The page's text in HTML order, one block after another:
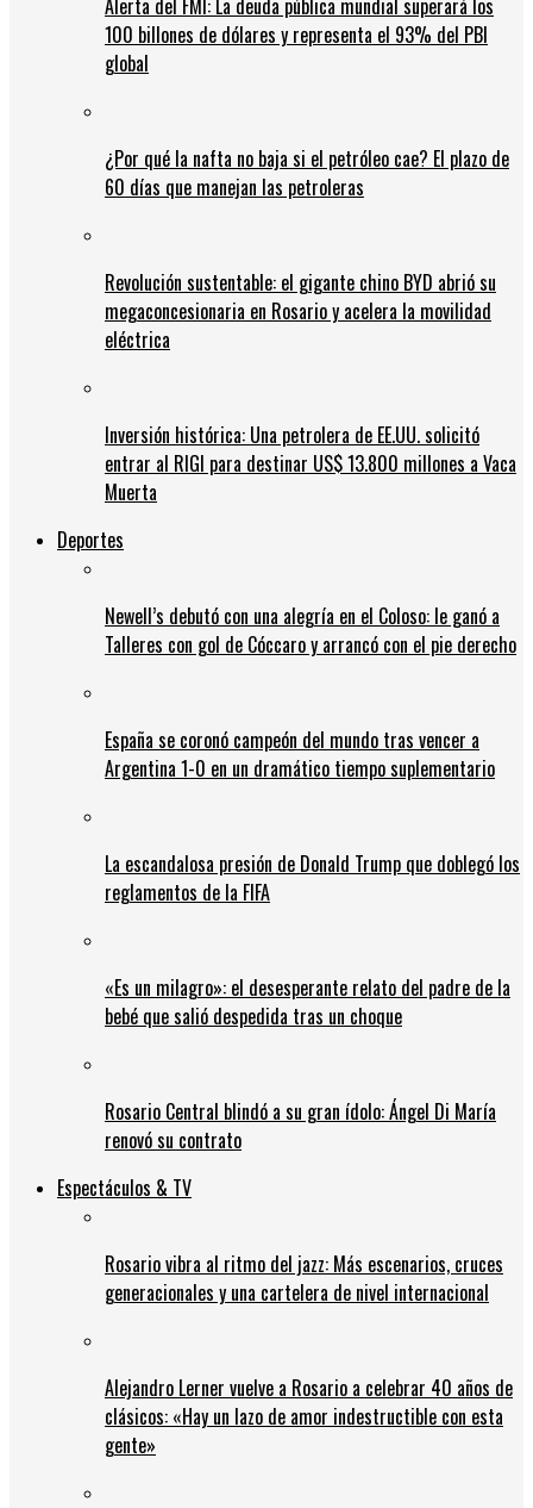
Alerta del FMI: La deuda pública mundial superará los
100 billones de dólares y representa el 93% del PBI
global
¿Por qué la nafta no baja si el petróleo cae? El plazo de
60 días que manejan las petroleras
Revolución sustentable: el gigante chino BYD abrió su
megaconcesionaria en Rosario y acelera la movilidad
eléctrica
Inversión histórica: Una petrolera de EE.UU. solicitó
entrar al RIGI para destinar US$ 13.800 millones a Vaca
Muerta
Deportes
Newell’s debutó con una alegría en el Coloso: le ganó a
Talleres con gol de Cóccaro y arrancó con el pie derecho
España se coronó campeón del mundo tras vencer a
Argentina 1-0 en un dramático tiempo suplementario
La escandalosa presión de Donald Trump que doblegó los
reglamentos de la FIFA
«Es un milagro»: el desesperante relato del padre de la
bebé que salió despedida tras un choque
Rosario Central blindó a su gran ídolo: Ángel Di María
renovó su contrato
Espectáculos & TV
Rosario vibra al ritmo del jazz: Más escenarios, cruces
generacionales y una cartelera de nivel internacional
Alejandro Lerner vuelve a Rosario a celebrar 40 años de
clásicos: «Hay un lazo de amor indestructible con esta
gente»